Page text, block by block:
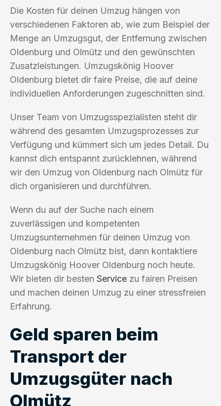
Die Kosten für deinen Umzug hängen von
verschiedenen Faktoren ab, wie zum Beispiel der
Menge an Umzugsgut, der Entfernung zwischen
Oldenburg und Olmütz und den gewünschten
Zusatzleistungen. Umzugskönig Hoover
Oldenburg bietet dir faire Preise, die auf deine
individuellen Anforderungen zugeschnitten sind.
Unser Team von Umzugsspezialisten steht dir
während des gesamten Umzugsprozesses zur
Verfügung und kümmert sich um jedes Detail. Du
kannst dich entspannt zurücklehnen, während
wir den Umzug von Oldenburg nach Olmütz für
dich organisieren und durchführen.
Wenn du auf der Suche nach einem
zuverlässigen und kompetenten
Umzugsunternehmen für deinen Umzug von
Oldenburg nach Olmütz bist, dann kontaktiere
Umzugskönig Hoover Oldenburg noch heute.
Wir bieten dir besten Service zu fairen Preisen
und machen deinen Umzug zu einer stressfreien
Erfahrung.
Geld sparen beim
Transport der
Umzugsgüter nach
Olmütz